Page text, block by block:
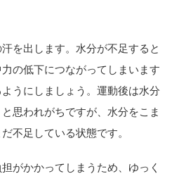
を出します。水分が不足すると
の低下につながってしまいます
うにしましょう。運動後は水分
思われがちですが、水分をこま
不足している状態です。
がかかってしまうため、ゆっく